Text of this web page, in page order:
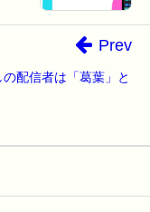
配信者は「葛葉」と
Prev